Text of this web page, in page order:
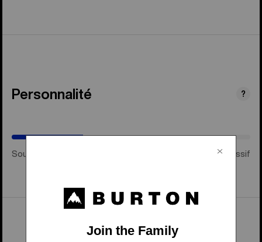
Personnalité ?
Souple et ludique Rigide et agressif